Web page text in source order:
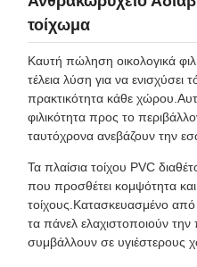
τοίχωμα
Καυτή πώληση οικολογικά
τέλεια λύση για να ενισχύσει
πρακτικότητα κάθε
φιλικότητα προς το
ταυτόχρονα ανεβάζουν την
Τα πλαίσια τοίχου PVC
που προσθέτει κομψότητα
τοίχους.Κατασκευασμένο από
τα πάνελ ελαχιστοποιούν την
συμβάλλουν σε υγιέστερους